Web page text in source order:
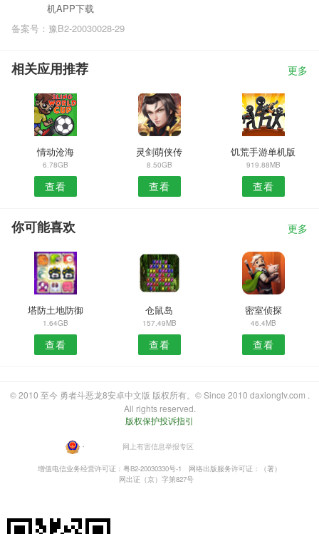
机APP下载
备案号：豫B2-20030028-29
相关应用推荐 更多
情动沧海
6.78GB
查看
灵剑萌侠传
8.50GB
查看
饥荒手游单机版
919.88MB
查看
你可能喜欢 更多
塔防土地防御
1.64GB
查看
仓鼠岛
157.49MB
查看
密室侦探
46.4MB
查看
© 2010 至今 勇者斗恶龙8安卓中文版 版权所有。© Since 2010 daxiongtv.com .
All rights reserved.
版权保护投诉指引
・ 网上有害信息举报专区
增值电信业务经营许可证：粤B2-20030330号-1
网络出版服务许可证：（署）
网出证（京）字第827号